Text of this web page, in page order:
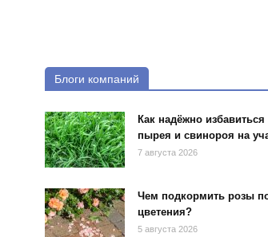
Блоги компаний
Как надёжно избавиться
пырея и свинороя на
7 августа 2026
Чем подкормить розы
цветения?
5 августа 2026